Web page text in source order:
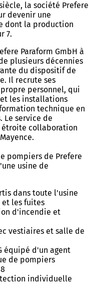
la société Prefere
devenir une
dont la production
7.
Paraform GmbH à
plusieurs décennies
du dispositif de
Il recrute ses
personnel, qui
les installations
technique en
Le service de
collaboration
pompiers de Prefere
usine de
dans toute l'usine
les fuites
d'incendie et
vestiaires et salle de
équipé d'un agent
de pompiers
individuelle